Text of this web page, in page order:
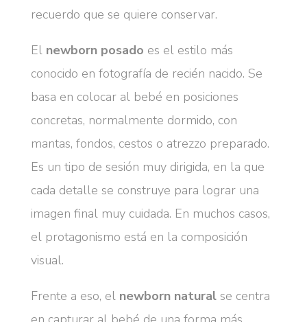
recuerdo que se quiere conservar.
El newborn posado es el estilo más
conocido en fotografía de recién nacido. Se
basa en colocar al bebé en posiciones
concretas, normalmente dormido, con
mantas, fondos, cestos o atrezzo preparado.
Es un tipo de sesión muy dirigida, en la que
cada detalle se construye para lograr una
imagen final muy cuidada. En muchos casos,
el protagonismo está en la composición
visual.
Frente a eso, el newborn naturalse centra